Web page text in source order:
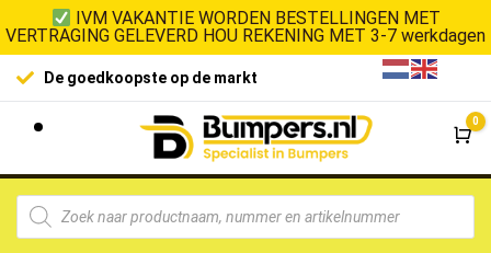
IVM VAKANTIE WORDEN BESTELLINGEN MET
VERTRAGING GELEVERD HOU REKENING MET 3-7 werkdagen
De goedkoopste op de markt
0